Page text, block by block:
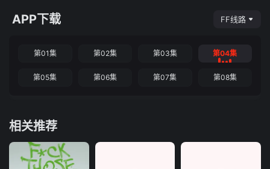
APP下载 FF线路
第01集 第02集 第03集 第04集
第05集 第06集 第07集 第08集
相关推荐